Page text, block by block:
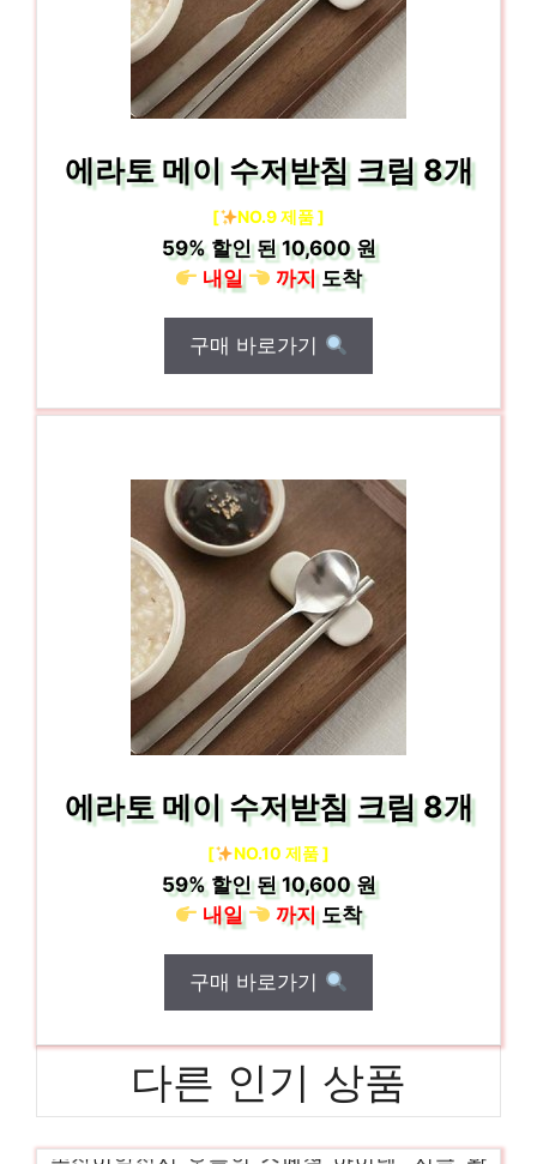
에라토 메이 수저받침 크림 8개
[ NO.9 제품 ]
59%할인 된10,600 원
내일
까지도착
구매 바로가기
에라토 메이 수저받침 크림 8개
[ NO.10 제품 ]
59%할인 된10,600 원
내일
까지도착
구매 바로가기
다른 인기 상품
손잡이앞접시 오늘의 스페셜 아이템, 지금 확